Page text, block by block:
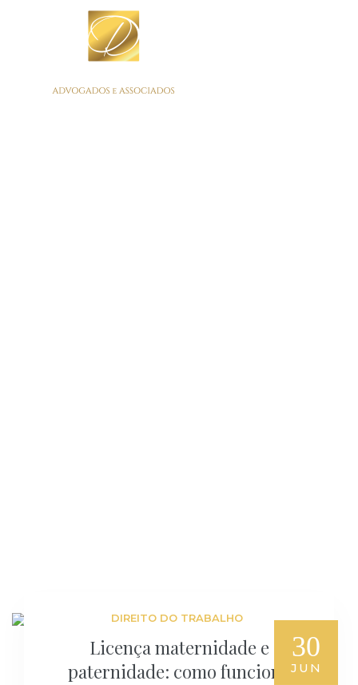
30
JUN
DIREITO DO TRABALHO
Licença maternidade e
paternidade: como funciona